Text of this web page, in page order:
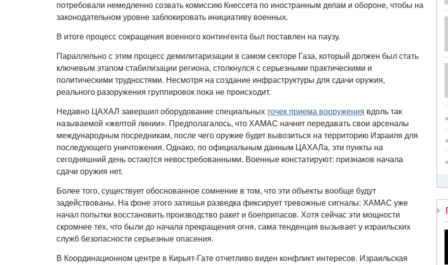
потребовали немедленно созвать комиссию Кнессета по иностранным делам и обороне, чтобы на
законодательном уровне заблокировать инициативу военных.
В итоге процесс сокращения военного контингента был поставлен на паузу.
Параллельно с этим процесс демилитаризации в самом секторе Газа, который должен был стать
ключевым этапом стабилизации региона, столкнулся с серьезными практическими и
политическими трудностями. Несмотря на создание инфраструктуры для сдачи оружия,
реального разоружения группировок пока не происходит.
Недавно ЦАХАЛ завершил оборудование специальныхточек приема вооружения вдоль так
называемой «желтой линии». Предполагалось, что ХАМАС начнет передавать свои арсеналы
международным посредникам, после чего оружие будет вывозиться на территорию Израиля для
последующего уничтожения. Однако, по официальным данным ЦАХАЛа, эти пункты на
сегодняшний день остаются невостребованными. Военные констатируют: признаков начала
сдачи оружия нет.
Более того, существует обоснованное сомнение в том, что эти объекты вообще будут
задействованы. На фоне этого затишья разведка фиксирует тревожные сигналы: ХАМАС уже
начал попытки восстановить производство ракет и боеприпасов. Хотя сейчас эти мощности
скромнее тех, что были до начала прекращения огня, сама тенденция вызывает у израильских
служб безопасности серьезные опасения.
В Координационном центре в Кирьят-Гате отчетливо виден конфликт интересов. Израильская